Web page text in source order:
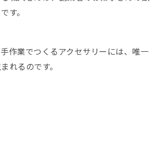
す。
作業でつくるアクセサリーには、唯一
れるのです。